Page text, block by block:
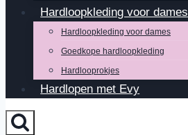
Hardloopkleding voor dames
Hardloopkleding voor dames
Goedkope hardloopkleding
Hardlooprokjes
Hardlopen met Evy